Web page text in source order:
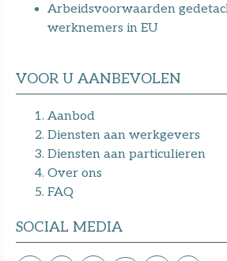
Arbeidsvoorwaarden
werknemers in EU
VOOR U AANBEVOLEN
Aanbod
Diensten aan werkgevers
Diensten aan particulieren
Over ons
FAQ
SOCIAL MEDIA